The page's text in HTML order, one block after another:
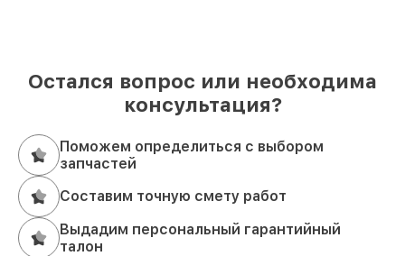
Остался вопрос или необходима
консультация?
Поможем определиться с выбором
запчастей
Составим точную смету работ
Выдадим персональный гарантийный
талон